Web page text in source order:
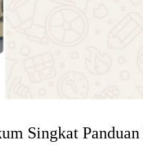
Singkat